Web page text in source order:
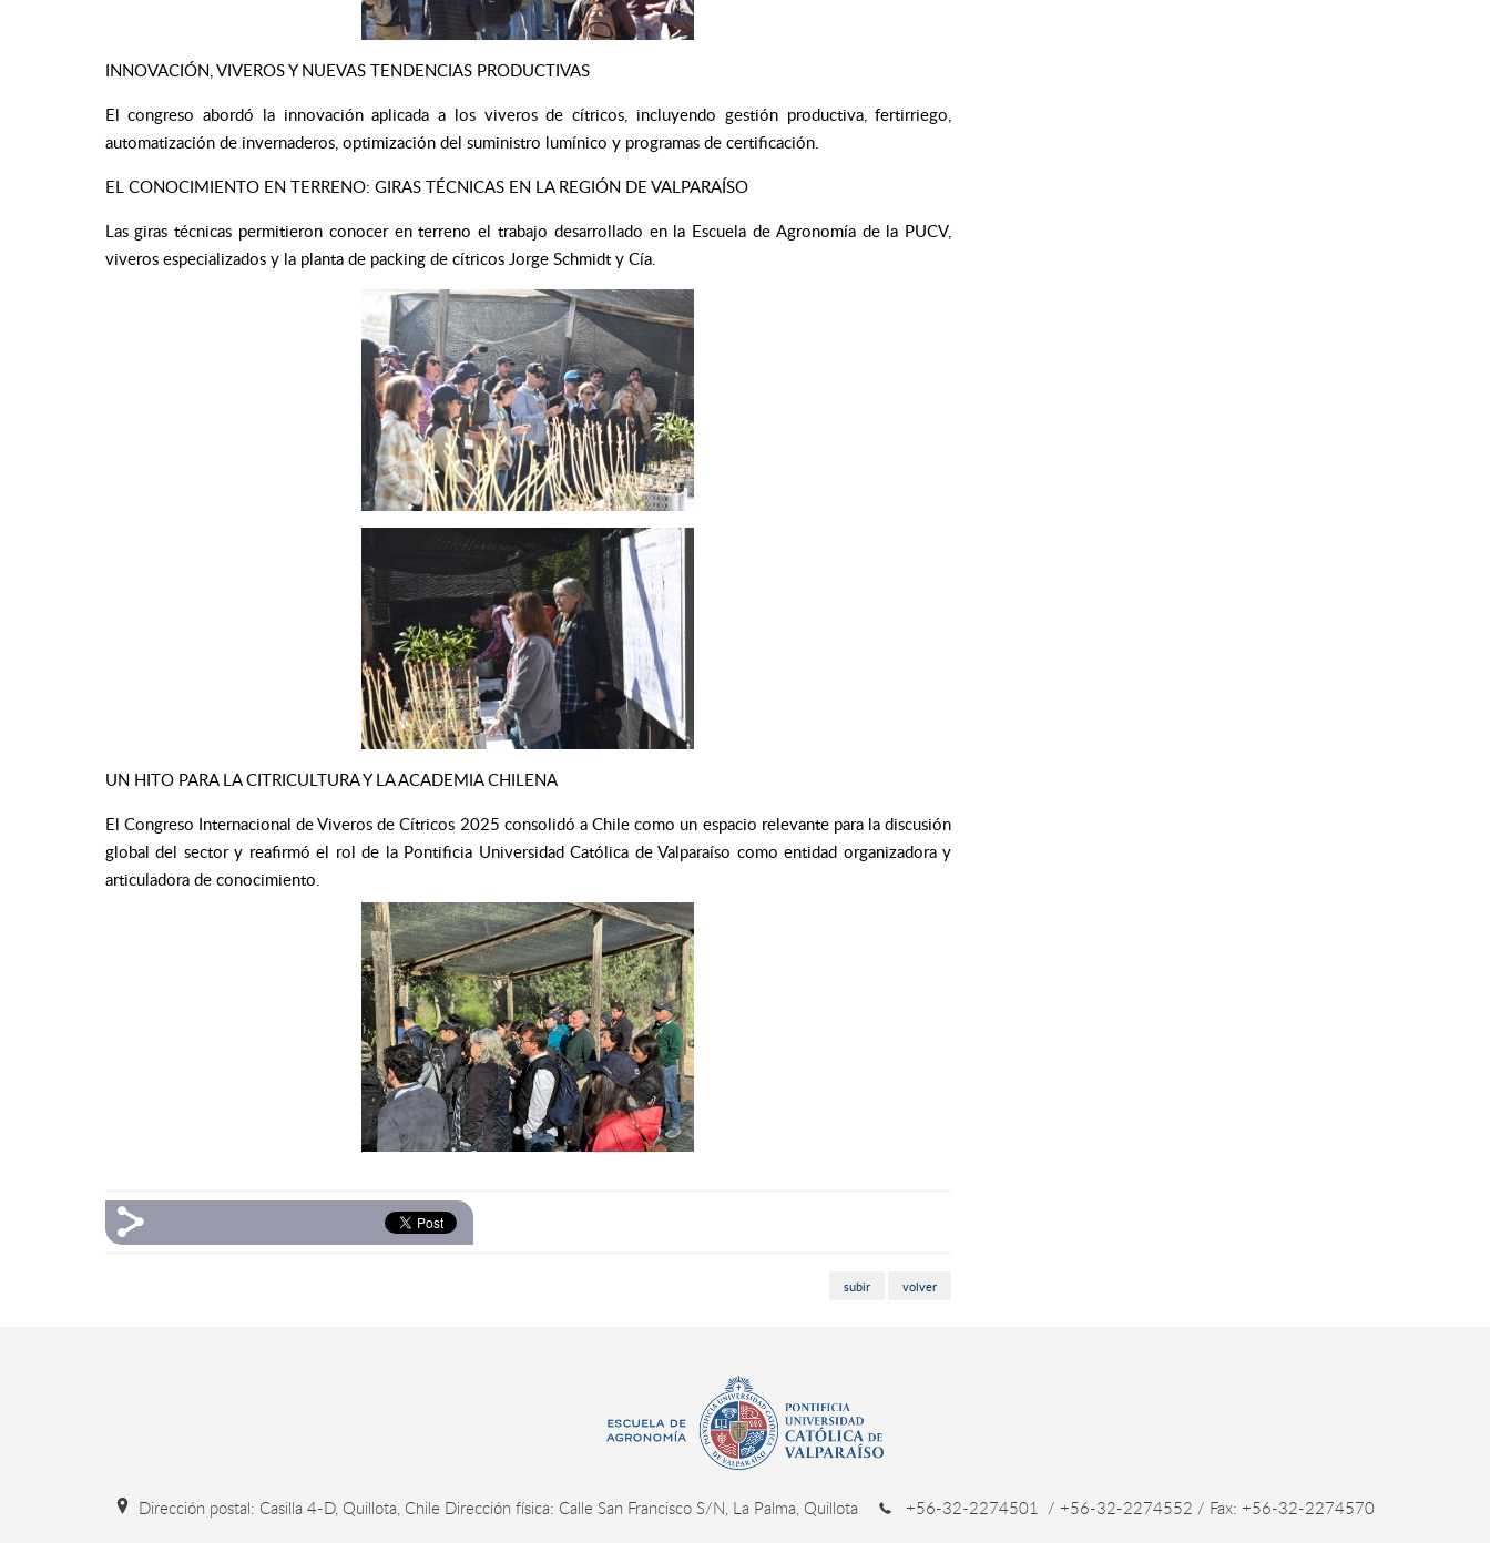
INNOVACIÓN, VIVEROS Y NUEVAS TENDENCIAS PRODUCTIVAS
El congreso abordó la innovación aplicada a los viveros de cítricos, incluyendo gestión productiva, fertirriego,
automatización de invernaderos, optimización del suministro lumínico y programas de certificación.
EL CONOCIMIENTO EN TERRENO: GIRAS TÉCNICAS EN LA REGIÓN DE VALPARAÍSO
Las giras técnicas permitieron conocer en terreno el trabajo desarrollado en la Escuela de Agronomía de la PUCV,
viveros especializados y la planta de packing de cítricos Jorge Schmidt y Cía.
UN HITO PARA LA CITRICULTURA Y LA ACADEMIA CHILENA
El Congreso Internacional de Viveros de Cítricos 2025 consolidó a Chile como un espacio relevante para la discusión
global del sector y reafirmó el rol de la Pontificia Universidad Católica de Valparaíso como entidad organizadora y
articuladora de conocimiento.
subir volver
Dirección postal: Casilla 4-D, Quillota, Chile Dirección física: Calle San Francisco S/N, La Palma, Quillota +56-32-2274501 / +56-32-2274552 / Fax: +56-32-2274570